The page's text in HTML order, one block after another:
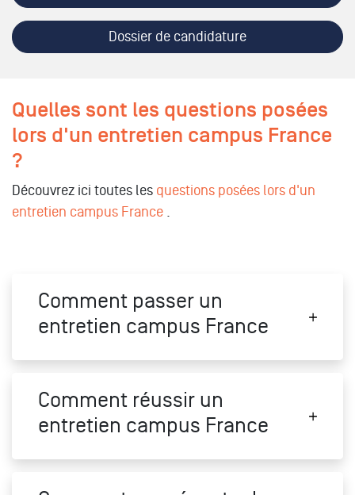
Dossier de candidature
Quelles sont les questions posées
lors d'un entretien campus France
?
Découvrez ici toutes les questions posées lors d'un
entretien campus France .
Comment passer un
entretien campus France
Comment réussir un
entretien campus France